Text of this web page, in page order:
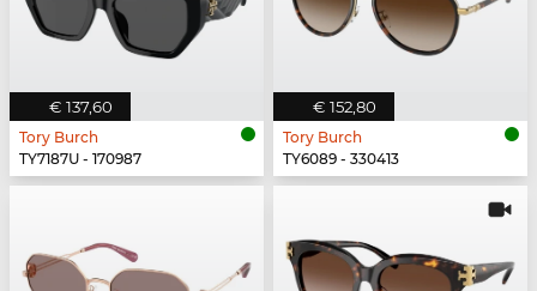
€ 137,60
Tory Burch
TY7187U - 170987
€ 152,80
Tory Burch
TY6089 - 330413